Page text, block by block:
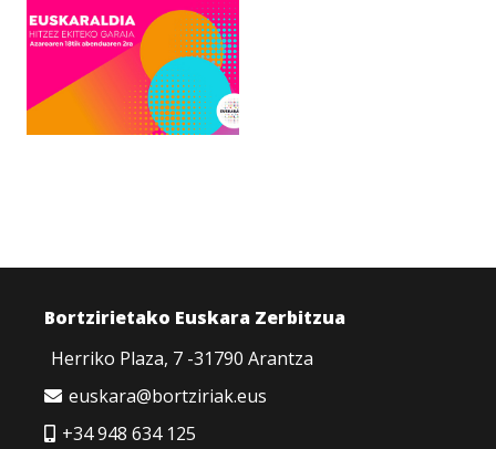
Bortzirietako Euskara Zerbitzua
Herriko Plaza, 7 -31790 Arantza
euskara@bortziriak.eus
+34 948 634 125